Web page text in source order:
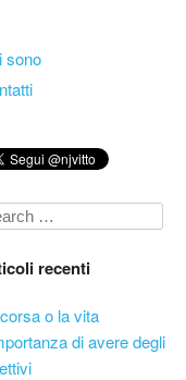
to content
sono
recenti
o la vita
di avere degli